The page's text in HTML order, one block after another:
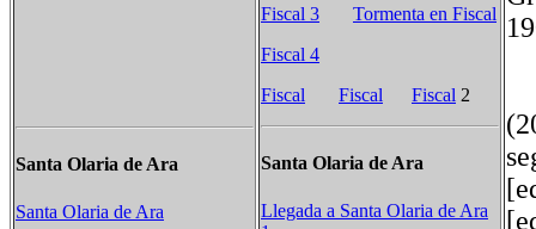
Santa Olaria de Ara
Santa Olaria de Ara
Fiscal 3
Tormenta en Fiscal
Fiscal 4
Fiscal
Fiscal Fiscal 2
Santa Olaria de Ara
Llegada a Santa Olaria de Ara